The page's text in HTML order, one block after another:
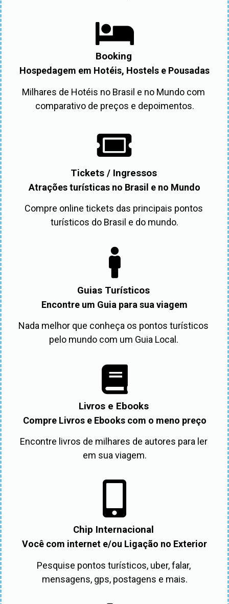
Booking
Hospedagem em Hotéis, Hostels e Pousadas
Milhares de Hotéis no Brasil e no Mundo com
comparativo de preços e depoimentos.
Tickets / Ingressos
Atrações turísticas no Brasil e no Mundo
Compre online tickets das principais pontos
turísticos do Brasil e do mundo.
Guias Turísticos
Encontre um Guia para sua viagem
Nada melhor que conheça os pontos turísticos
pelo mundo com um Guia Local.
Livros e Ebooks
Compre Livros e Ebooks com o meno preço
Encontre livros de milhares de autores para ler
em sua viagem.
Chip Internacional
Você com internet e/ou Ligação no Exterior
Pesquise pontos turísticos, uber, falar,
mensagens, gps, postagens e mais.